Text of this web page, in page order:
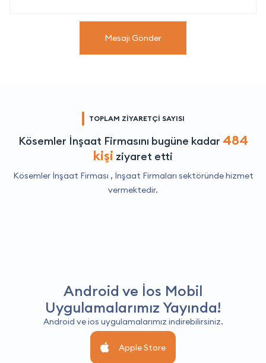
Mesajı Gönder
TOPLAM ZİYARETÇİ SAYISI
Kösemler İnşaat Firmasını bugüne kadar 484
kişi ziyaret etti
Kösemler İnşaat Firması , İnşaat Firmaları sektöründe hizmet
vermektedir.
Android ve İos Mobil
Uygulamalarımız Yayında!
Android ve ios uygulamalarımız indirebilirsiniz.
Apple Store